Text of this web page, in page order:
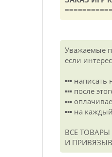
Уважаемые
если
▪️▪️▪️
▪️▪️▪️ после
▪️▪️▪️
▪️▪️▪️ на
ВСЕ ТОВАРЫ
И